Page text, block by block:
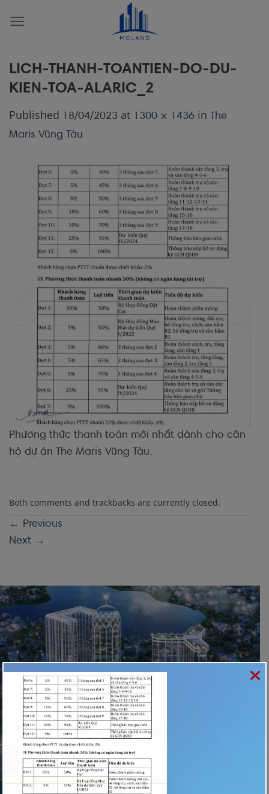
LICH-THANH-TOANTIEN-DO-DU-
KIEN-TOA-ALARIC_2
Published
18/04/2023 at 1300 × 1436 in
The
Maris Vũng Tàu
Phương thức thanh toán mới nhất dành cho căn
hộ dự án The Maris Vũng Tàu.
Both comments and trackbacks are currently closed.
← Previous
Next →